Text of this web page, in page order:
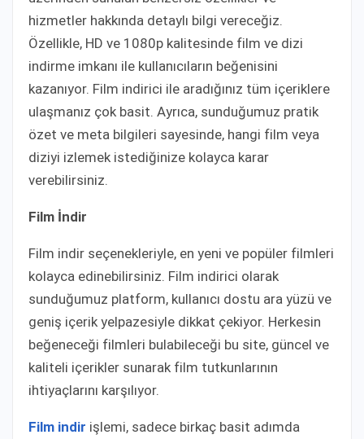
hizmetler hakkında detaylı bilgi vereceğiz.
Özellikle, HD ve 1080p kalitesinde film ve dizi
indirme imkanı ile kullanıcıların beğenisini
kazanıyor. Film indirici ile aradığınız tüm içeriklere
ulaşmanız çok basit. Ayrıca, sunduğumuz pratik
özet ve meta bilgileri sayesinde, hangi film veya
diziyi izlemek istediğinize kolayca karar
verebilirsiniz.
Film İndir
Film indir seçenekleriyle, en yeni ve popüler filmleri
kolayca edinebilirsiniz. Film indirici olarak
sunduğumuz platform, kullanıcı dostu ara yüzü ve
geniş içerik yelpazesiyle dikkat çekiyor. Herkesin
beğeneceği filmleri bulabileceği bu site, güncel ve
kaliteli içerikler sunarak film tutkunlarının
ihtiyaçlarını karşılıyor.
Film indir işlemi, sadece birkaç basit adımda